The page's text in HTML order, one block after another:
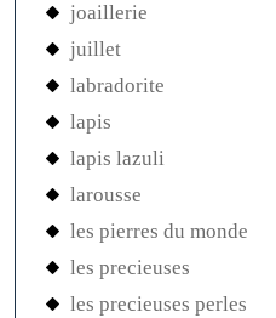
joaillerie
juillet
labradorite
lapis
lapis lazuli
larousse
les pierres du monde
les precieuses
les precieuses perles